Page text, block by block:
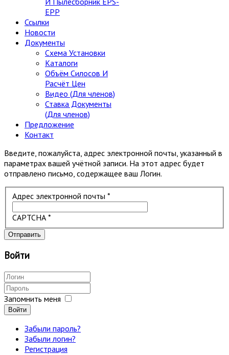
EPP
Ссылки
Новости
Документы
Схема Установки
Каталоги
Объём Силосов И
Расчёт Цен
Видео (Для членов)
Ставка Документы
(Для членов)
Предложение
Контакт
Введите, пожалуйста, адрес электронной почты, указанный в
параметрах вашей учётной записи. На этот адрес будет
отправлено письмо, содержащее ваш Логин.
Адрес электронной почты *
CAPTCHA *
Отправить
Войти
Запомнить меня
Войти
Забыли пароль?
Забыли логин?
Регистрация